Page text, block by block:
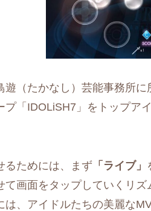
遊（たかなし）芸能事務所
プ「IDOLiSH7」をトップア
るためには、まず 「ライブ」
て画面をタップしていくリ
は、アイドルたちの美麗な